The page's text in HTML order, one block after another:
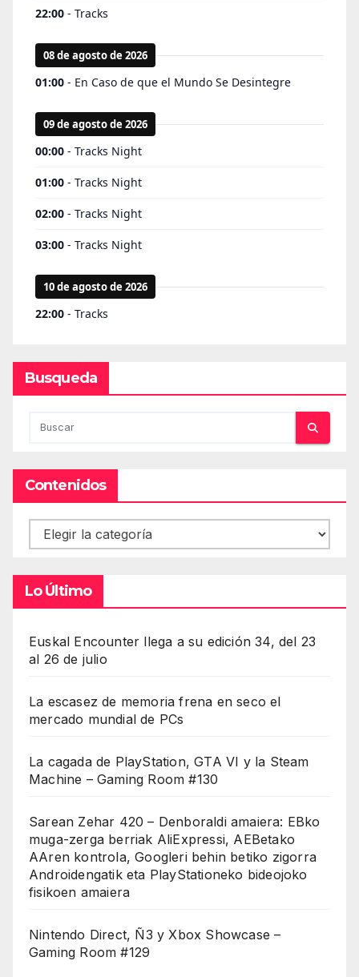
Busqueda
Contenidos
Contenidos
Lo Último
Euskal Encounter llega a su edición 34, del 23
al 26 de julio
La escasez de memoria frena en seco el
mercado mundial de PCs
La cagada de PlayStation, GTA VI y la Steam
Machine – Gaming Room #130
Sarean Zehar 420 – Denboraldi amaiera: EBko
muga-zerga berriak AliExpressi, AEBetako
AAren kontrola, Googleri behin betiko zigorra
Androidengatik eta PlayStationeko bideojoko
fisikoen amaiera
Nintendo Direct, Ñ3 y Xbox Showcase –
Gaming Room #129